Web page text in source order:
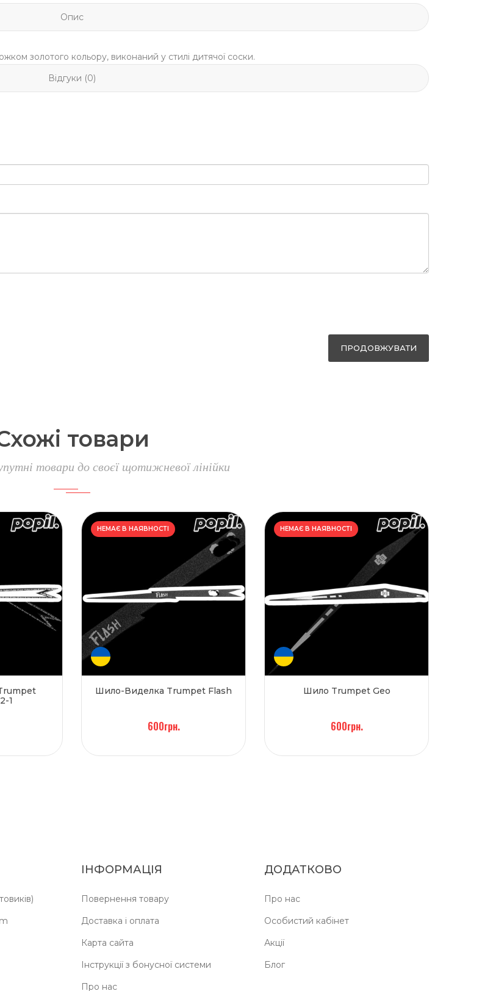
Опис
золотого кольору, виконаний у стилі дитячої соски.
Відгуки (0)
ПРОДОВЖУВАТИ
товари
товари до своєї щотижневої лінійки
1
НЕМАЄ В НАЯВНОСТІ
Шило-Виделка Trumpet Flash
600грн.
НЕМАЄ В НАЯВНОСТІ
Шило Trumpet Geo
600грн.
ІНФОРМАЦІЯ
Повернення товару
Доставка і оплата
Карта сайта
Інструкції з бонусної системи
Про нас
ДОДАТКОВО
Про нас
Особистий кабінет
Акції
Блог